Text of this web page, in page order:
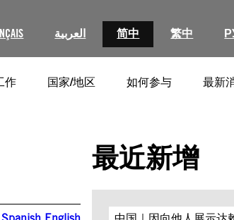
العربية 简中 繁中
作 国家/地区 如何参与 最新
最近新增